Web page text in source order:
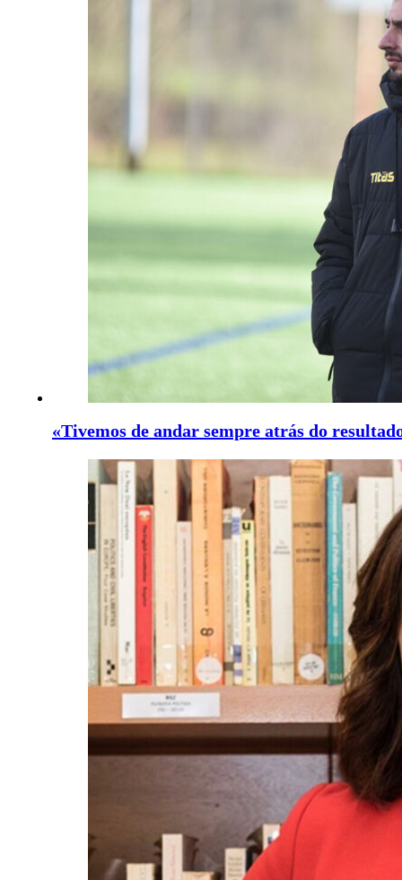
«Tivemos de andar sempre atrás do